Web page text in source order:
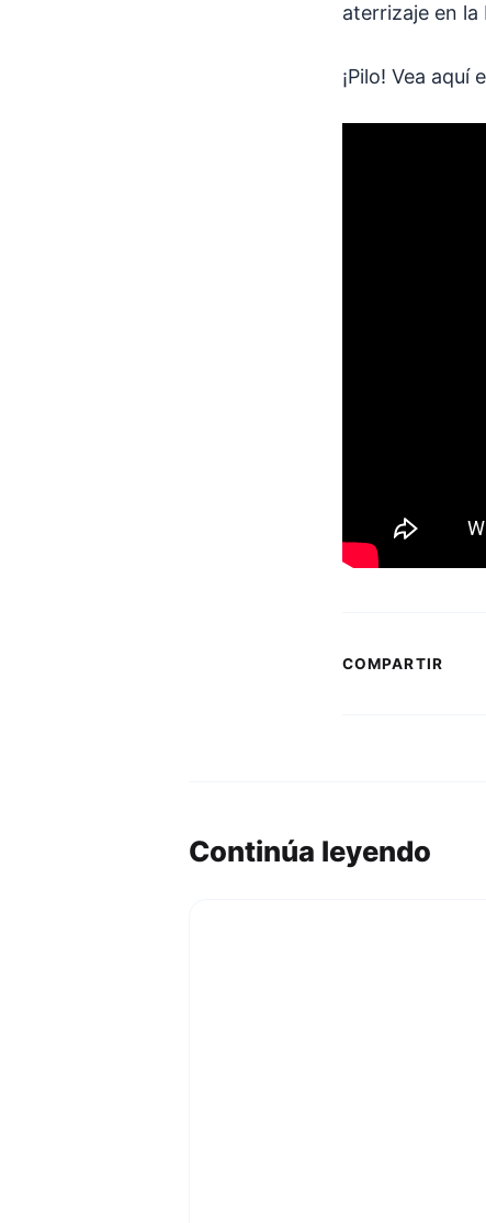
aterrizaje en la
¡Pilo! Vea aquí
COMPARTIR
Continúa leyendo